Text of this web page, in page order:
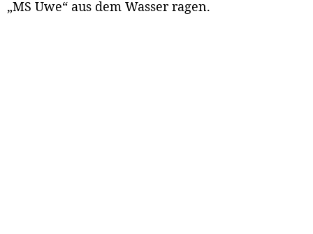
„MS Uwe“ aus dem Wasser ragen.